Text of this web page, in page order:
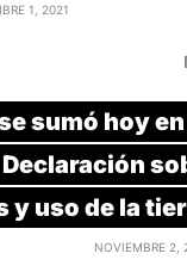
1, 2021
sumó hoy
Declaración
y uso de la
NOVIEMBRE 2,